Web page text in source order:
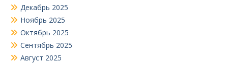
Декабрь 2025
Ноябрь 2025
Октябрь 2025
Сентябрь 2025
Август 2025